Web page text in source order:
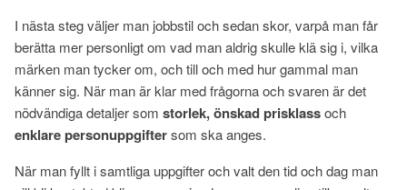
I nästa steg väljer man jobbstil och sedan skor, varpå man får
berätta mer personligt om vad man aldrig skulle klä sig i, vilka
märken man tycker om, och till och med hur gammal man
känner sig. När man är klar med frågorna och svaren är det
nödvändiga detaljer som storlek, önskad prisklassoch
enklare personuppgiftersom ska anges.
När man fyllt i samtliga uppgifter och valt den tid och dag man